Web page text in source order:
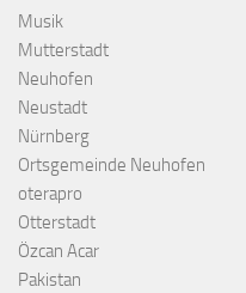
Musik
Mutterstadt
Neuhofen
Neustadt
Nürnberg
Ortsgemeinde Neuhofen
oterapro
Otterstadt
Özcan Acar
Pakistan